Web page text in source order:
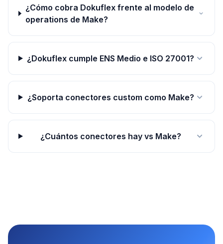
¿Cómo cobra Dokuflex frente al modelo de
operations de Make?
¿Dokuflex cumple ENS Medio e ISO 27001?
¿Soporta conectores custom como Make?
¿Cuántos conectores hay vs Make?